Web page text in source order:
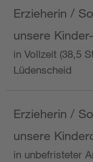
Erzieherin /
unsere
in Vollzeit (38,5
Lüdenscheid
Erzieherin /
unsere
in unbefristeter